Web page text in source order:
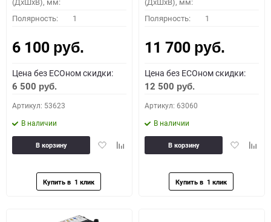
Полярность: 1
6 100 руб.
Цена без ECOном скидки:
6 500 руб.
Артикул: 53623
В наличии
ДобавитьДобавить
В корзину
Полярность: 1
11 700 руб.
Цена без ECOном скидки:
12 500 руб.
Артикул: 63060
В наличии
Добавить
В корзину